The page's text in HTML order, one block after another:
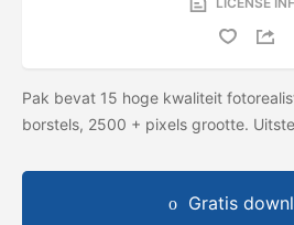
Pak bevat 15 hoge kwaliteit
borstels, 2500 + pixels grootte.
Gratis